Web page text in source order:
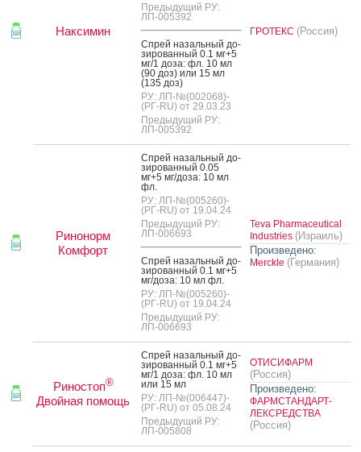
Наксимин
Предыдущий РУ:
ЛП-005392
Спрей на­заль­ный до­
зиро­ван­ный 0.1 мг+5
мг/1 до­за: фл. 10 мл
(90 доз) или 15 мл
(135 доз)
РУ: ЛП-№(002068)-
(РГ-RU) от 29.03.23
Предыдущий РУ:
ЛП-005392
ГРОТЕКС (Россия)
Ринонорм
Комфорт
Спрей на­заль­ный до­
зиро­ван­ный 0.05
мг+5 мг/до­за: 10 мл
фл.
РУ: ЛП-№(005260)-
(РГ-RU) от 19.04.24
Предыдущий РУ:
ЛП-006693
Спрей на­заль­ный до­
зиро­ван­ный 0.1 мг+5
мг/до­за: 10 мл фл.
РУ: ЛП-№(005260)-
(РГ-RU) от 19.04.24
Предыдущий РУ:
ЛП-006693
Teva Pharmaceutical
Industries (Израиль)
Произведено:
Merckle (Германия)
Риностоп®
Двойная помощь
Спрей на­заль­ный до­
зиро­ван­ный 0.1 мг+5
мг/1 до­за: фл. 10 мл
или 15 мл
РУ: ЛП-№(006447)-
(РГ-RU) от 05.08.24
Предыдущий РУ:
ЛП-005808
ОТИСИФАРМ
(Россия)
Произведено:
ФАРМСТАНДАРТ-
ЛЕКСРЕДСТВА
(Россия)